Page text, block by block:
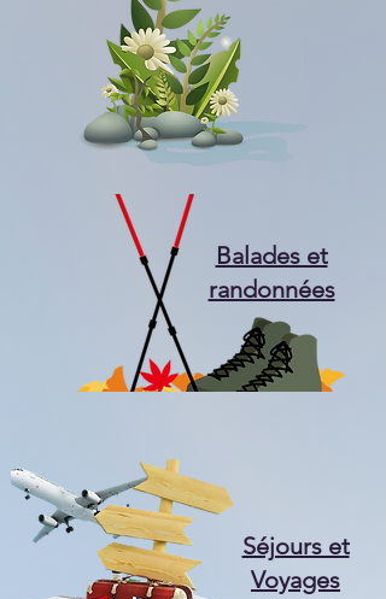
Balades et
randonnées
Séjours et
Voyages